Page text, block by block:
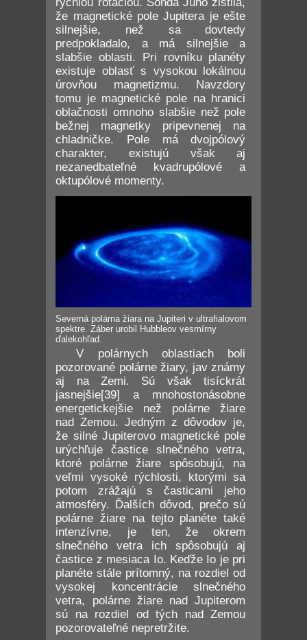
že magnetické pole Jupitera je ešte
silnejšie, než sa dovtedy
predpokladalo, a má silnejšie a
slabšie oblasti. Pri rovníku planéty
existuje oblasť s vysokou lokálnou
úrovňou magnetizmu. Navzdory
tomu je magnetické pole na hranici
oblačnosti omnoho slabšie než pole
bežnej magnetky pripevnenej na
chladničke. Pole má dvojpólový
charakter, existujú však aj
nezanedbateľné kvadrupólové a
oktupólové momenty.
Severná polárna žiara na Jupiteri v ultrafialovom
spektre. Záber urobil Hubbleov vesmírny
ďalekohľad.
V polárnych oblastiach boli
pozorované polárne žiary, jav známy
aj na Zemi. Sú však tisíckrát
jasnejšie[39] a mnohostonásobne
energetickejšie než polárne žiare
nad Zemou. Jedným z dôvodov je,
že silné Jupiterovo magnetické pole
urýchľuje častice slnečného vetra,
ktoré polárne žiare spôsobujú, na
veľmi vysoké rýchlosti, ktorými sa
potom zrážajú s časticami jeho
atmosféry. Ďalších dôvod, prečo sú
polárne žiare na tejto planéte také
intenzívne, je ten, že okrem
slnečného vetra ich spôsobujú aj
častice z mesiaca Io. Keďže Io je pri
planéte stále prítomný, na rozdiel od
vysokej koncentrácie slnečného
vetra, polárne žiare nad Jupiterom
sú na rozdiel od tých nad Zemou
pozorovateľné nepretržite.